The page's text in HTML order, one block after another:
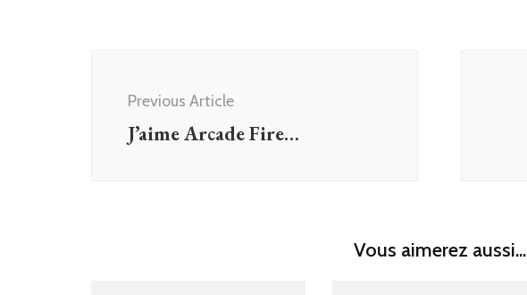
Navigation
Previous Article
J’aime Arcade Fire…
Vous aimerez aussi...